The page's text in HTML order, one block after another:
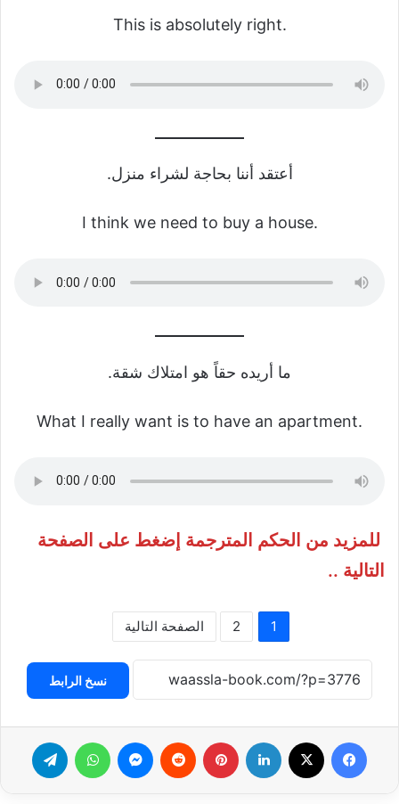
This is absolutely right.
أعتقد أننا بحاجة لشراء منزل.
I think we need to buy a house.
ما أريده حقاً هو امتلاك شقة.
What I really want is to have an apartment.
للمزيد من الحكم المترجمة إضغط على الصفحة
التالية ..
1
2 الصفحة التالية
نسخ الرابط
فيسبوك لينكدإن بينتيريست ماسنجر واتساب